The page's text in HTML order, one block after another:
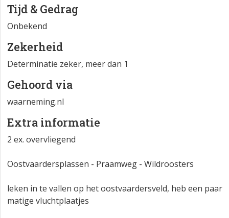
Tijd & Gedrag
Onbekend
Zekerheid
Determinatie zeker, meer dan 1
Gehoord via
waarneming.nl
Extra informatie
2 ex. overvliegend
Oostvaardersplassen - Praamweg - Wildroosters
leken in te vallen op het oostvaardersveld, heb een paar
matige vluchtplaatjes